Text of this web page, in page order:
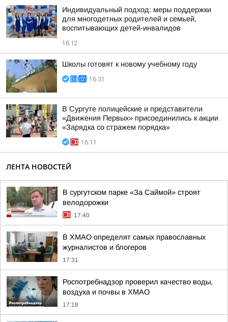
Индивидуальный подход: меры поддержки
для многодетных родителей и семьей,
воспитывающих детей-инвалидов
16:12
Школы готовят к новому учебному году
16:31
В Сургуте полицейские и представители
«Движения Первых» присоединились к акции
«Зарядка со стражем порядка»
16:11
ЛЕНТА НОВОСТЕЙ
В сургутском парке «За Саймой» строят
велодорожки
17:40
В ХМАО определят самых православных
журналистов и блогеров
17:31
Роспотребнадзор проверил качество воды,
воздуха и почвы в ХМАО
17:18